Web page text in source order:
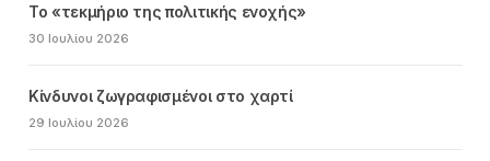
Το «τεκμήριο της πολιτικής ενοχής»
30 Ιουλίου 2026
Κίνδυνοι ζωγραφισμένοι στο χαρτί
29 Ιουλίου 2026